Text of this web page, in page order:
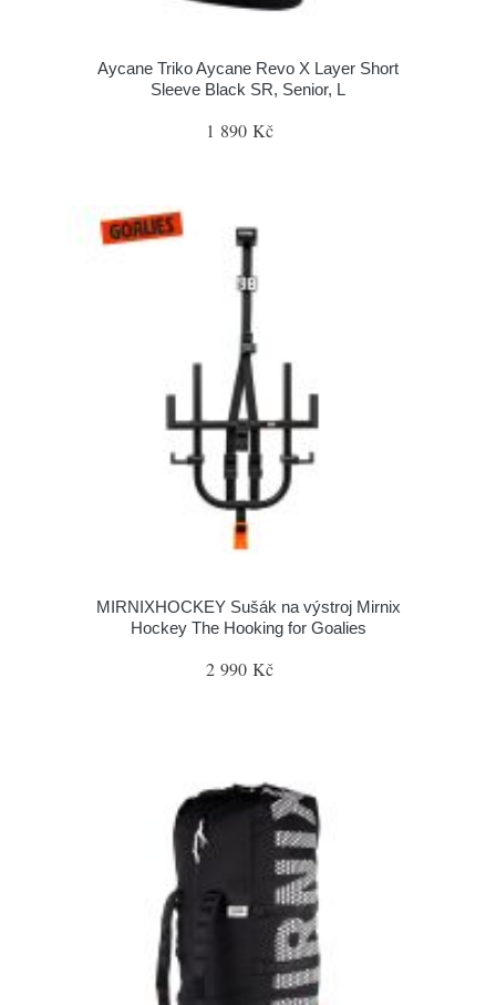
Aycane Triko Aycane Revo X Layer Short
Sleeve Black SR, Senior, L
1 890 Kč
MIRNIXHOCKEY Sušák na výstroj Mirnix
Hockey The Hooking for Goalies
2 990 Kč